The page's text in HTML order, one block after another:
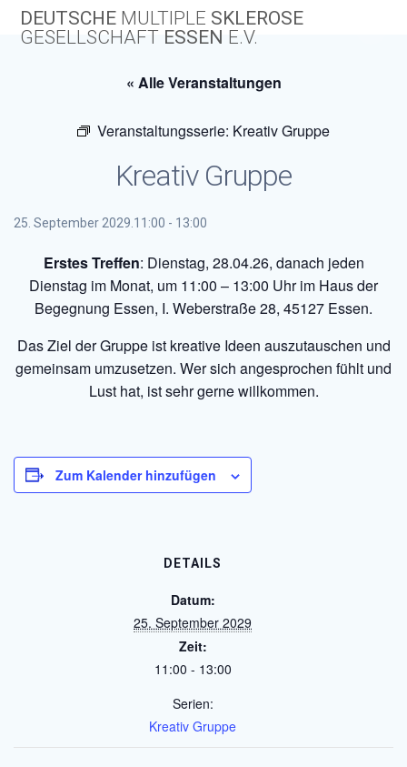
Skip
to
content
DEUTSCHE MULTIPLE SKLEROSE
GESELLSCHAFT ESSEN E.V.
« Alle Veranstaltungen
Veranstaltungsserie: Kreativ Gruppe
Kreativ Gruppe
25. September 2029.11:00 - 13:00
Erstes Treffen: Dienstag, 28.04.26, danach jeden
Dienstag im Monat, um 11:00 – 13:00 Uhr im Haus der
Begegnung Essen, I. Weberstraße 28, 45127 Essen.
Das Ziel der Gruppe ist kreative Ideen auszutauschen und
gemeinsam umzusetzen. Wer sich angesprochen fühlt und
Lust hat, ist sehr gerne willkommen.
Zum Kalender hinzufügen
DETAILS
Datum:
25. September 2029
Zeit:
11:00 - 13:00
Serien:
Kreativ Gruppe